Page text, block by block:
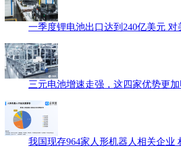
一季度锂电池出口达到240亿美元 对
三元电池增速走强，这四家优势更加
我国现存964家人形机器人相关企业